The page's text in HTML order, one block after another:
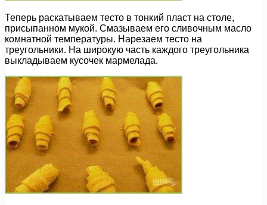
Теперь раскатываем тесто в тонкий пласт на столе,
присыпанном мукой. Смазываем его сливочным масло
комнатной температуры. Нарезаем тесто на
треугольники. На широкую часть каждого треугольника
выкладываем кусочек мармелада.